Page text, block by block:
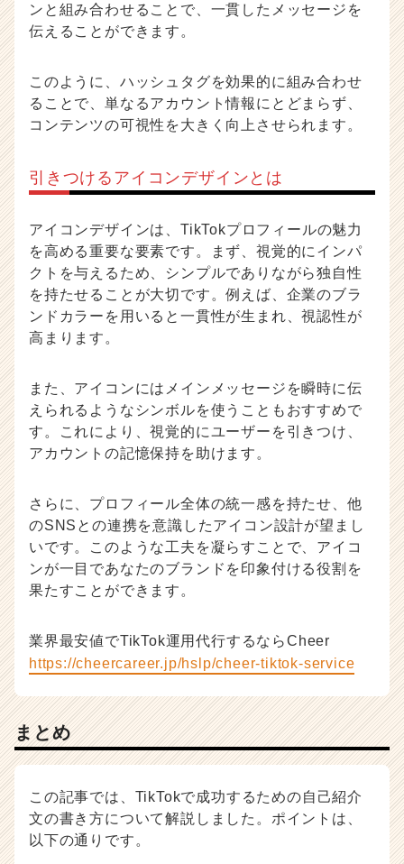
ンと組み合わせることで、一貫したメッセージを
伝えることができます。
このように、ハッシュタグを効果的に組み合わせ
ることで、単なるアカウント情報にとどまらず、
コンテンツの可視性を大きく向上させられます。
引きつけるアイコンデザインとは
アイコンデザインは、TikTokプロフィールの魅力
を高める重要な要素です。まず、視覚的にインパ
クトを与えるため、シンプルでありながら独自性
を持たせることが大切です。例えば、企業のブラ
ンドカラーを用いると一貫性が生まれ、視認性が
高まります。
また、アイコンにはメインメッセージを瞬時に伝
えられるようなシンボルを使うこともおすすめで
す。これにより、視覚的にユーザーを引きつけ、
アカウントの記憶保持を助けます。
さらに、プロフィール全体の統一感を持たせ、他
のSNSとの連携を意識したアイコン設計が望まし
いです。このような工夫を凝らすことで、アイコ
ンが一目であなたのブランドを印象付ける役割を
果たすことができます。
業界最安値でTikTok運用代行するならCheer
https://cheercareer.jp/hslp/cheer-tiktok-service
まとめ
この記事では、TikTokで成功するための自己紹介
文の書き方について解説しました。ポイントは、
以下の通りです。